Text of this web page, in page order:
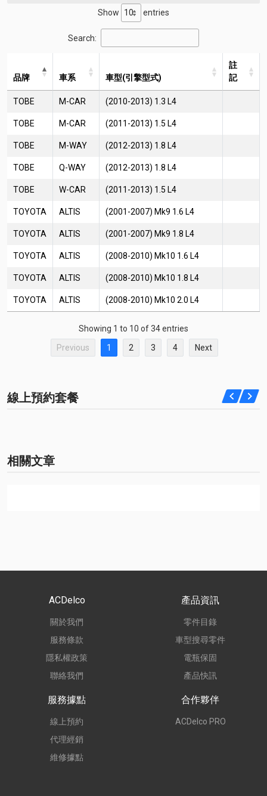
Show
entries
Search:
品牌 車系 車型(引擎型式)
註
記
TOBE M-CAR (2010-2013) 1.3 L4
TOBE M-CAR (2011-2013) 1.5 L4
TOBE M-WAY (2012-2013) 1.8 L4
TOBE Q-WAY (2012-2013) 1.8 L4
TOBE W-CAR (2011-2013) 1.5 L4
TOYOTA ALTIS (2001-2007) Mk9 1.6 L4
TOYOTA ALTIS (2001-2007) Mk9 1.8 L4
TOYOTA ALTIS (2008-2010) Mk10 1.6 L4
TOYOTA ALTIS (2008-2010) Mk10 1.8 L4
TOYOTA ALTIS (2008-2010) Mk10 2.0 L4
Showing 1 to 10 of 34 entries
Previous 1 2 3 4 Next
線上預約套餐
相關文章
ACDelco
關於我們
服務條款
隱私權政策
聯絡我們
產品資訊
零件目錄
車型搜尋零件
電瓶保固
產品快訊
服務據點
線上預約
代理經銷
維修據點
合作夥伴
ACDelco PRO